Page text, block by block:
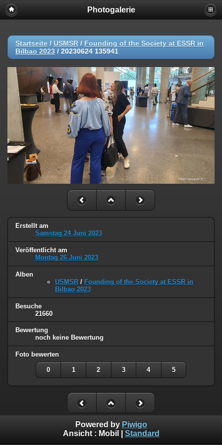
Photogalerie
Startseite / USMSR / Founding of the Society at ESSR in
Bilbao 2023 / 20230624 135941
Erstellt am
Samstag 24 Juni 2023
Veröffentlicht am
Montag 26 Juni 2023
Alben
USMSR / Founding of the Society at ESSR in
Bilbao 2023
Besuche
21660
Bewertung
noch keine Bewertung
Foto bewerten
0 1 2 3 4 5
Powered by Piwigo
Ansicht : Mobil Standard